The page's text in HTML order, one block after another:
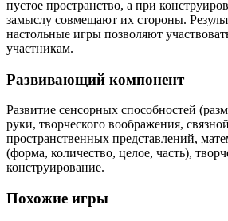
пустое пространство, а при
замыслу совмещают их стороны.
настольные игры позволяют
участникам.
Развивающий компонент
Развитие сенсорных способностей
руки, творческого воображения,
пространственных представлений,
(форма, количество, целое, часть),
конструирование.
Похожие игры